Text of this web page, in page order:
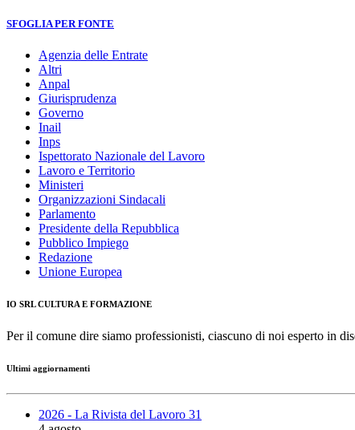
SFOGLIA PER FONTE
Agenzia delle Entrate
Altri
Anpal
Giurisprudenza
Governo
Inail
Inps
Ispettorato Nazionale del Lavoro
Lavoro e Territorio
Ministeri
Organizzazioni Sindacali
Parlamento
Presidente della Repubblica
Pubblico Impiego
Redazione
Unione Europea
IO SRL CULTURA E FORMAZIONE
Per il comune dire siamo professionisti, ciascuno di noi esperto in
Ultimi aggiornamenti
2026 - La Rivista del Lavoro 31